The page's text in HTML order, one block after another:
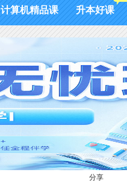
计算机精品课 升本好课
分享